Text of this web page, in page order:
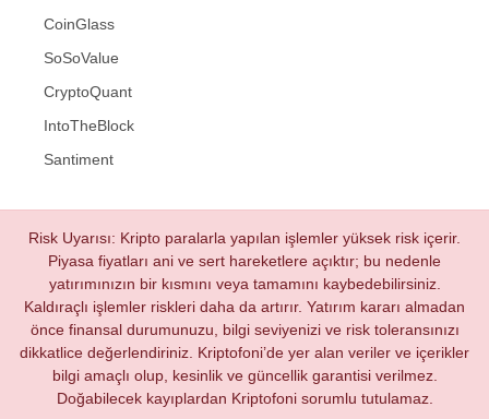
CoinGlass
SoSoValue
CryptoQuant
IntoTheBlock
Santiment
Risk Uyarısı: Kripto paralarla yapılan işlemler yüksek risk içerir.
Piyasa fiyatları ani ve sert hareketlere açıktır; bu nedenle
yatırımınızın bir kısmını veya tamamını kaybedebilirsiniz.
Kaldıraçlı işlemler riskleri daha da artırır. Yatırım kararı almadan
önce finansal durumunuzu, bilgi seviyenizi ve risk toleransınızı
dikkatlice değerlendiriniz. Kriptofoni’de yer alan veriler ve içerikler
bilgi amaçlı olup, kesinlik ve güncellik garantisi verilmez.
Doğabilecek kayıplardan Kriptofoni sorumlu tutulamaz.